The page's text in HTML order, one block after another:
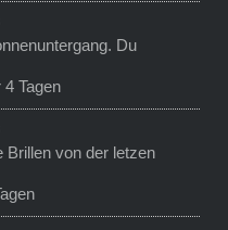
Du
4 Tagen
Brillen von der letzen